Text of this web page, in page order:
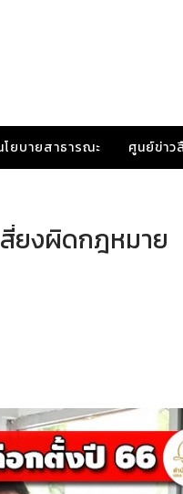
ยบายสาธารณะ ศูนย์ข่าว
สี่ยงผิดกฎหมาย